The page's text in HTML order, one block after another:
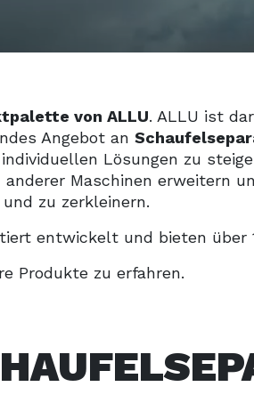
von ALLU. ALLU ist
Angebot an
Lösungen zu
Maschinen erweitern
zu zerkleinern.
entwickelt und bieten über
Produkte zu erfahren.